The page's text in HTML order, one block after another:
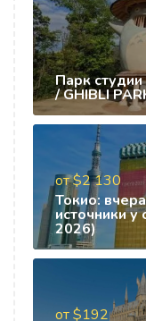
Парк студии
/ GHIBLI
от $2 130
Токио:
источники у
2026)
от $192